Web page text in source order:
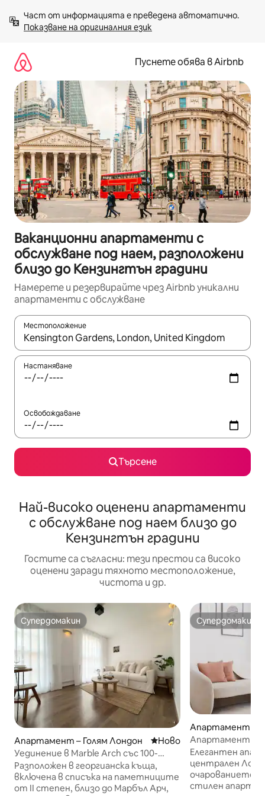
към
съдържанието
Показване на оригиналния език
Пуснете обява в Airbnb
Ваканционни апартаменти с
обслужване под наем, разположени
близо до Кензингтън градини
Намерете и резервирайте чрез Airbnb уникални
апартаменти с обслужване
Местоположение
Когато резултатите се покажат, използвайте
Настаняване
Освобождаване
Търсене
Най-високо оценени апартаменти
с обслужване под наем близо до
Кензингтън градини
Гостите са съгласни: тези престои са високо
оценени заради тяхното местоположение,
чистота и др.
Супердомакин
Супердомакин
Апартамент – Голям Лондон Ново място за отсядане
Ново
Уединение в Marble Arch със 100-
инчов киносалон
Разположен в георгианска къща,
включена в списъка на паметниците
от II степен, близо до Марбъл Арч,
Супердомакин
Супердомакин
Апартамент –
он
Апартамент на
суперголямо
Елегантен
централен
очарованието
стилен